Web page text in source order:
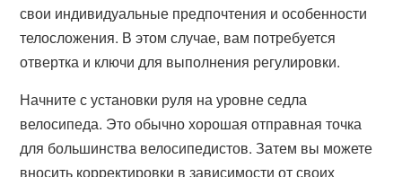
свои индивидуальные предпочтения и особенности
телосложения. В этом случае, вам потребуется
отвертка и ключи для выполнения регулировки.
Начните с установки руля на уровне седла
велосипеда. Это обычно хорошая отправная точка
для большинства велосипедистов. Затем вы можете
вносить корректировки в зависимости от своих